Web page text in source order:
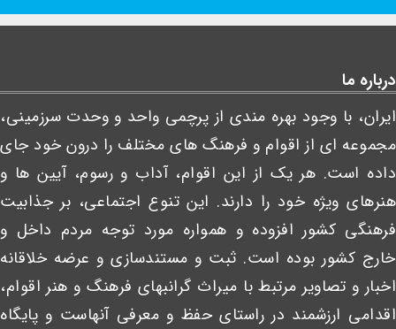
درباره ما
ایران، با وجود بهره مندی از پرچمی واحد و وحدت سرزمینی،
مجموعه ای از اقوام و فرهنگ های مختلف را درون خود جای
داده است. هر یک از این اقوام، آداب و رسوم، آیین ها و
هنرهای ویژه خود را دارند. این تنوع اجتماعی، بر جذابیت
فرهنگی کشور افزوده و همواره مورد توجه مردم داخل و
خارج کشور بوده است. ثبت و مستندسازی و عرضه خلاقانه
اخبار و تصاویر مرتبط با میراث گرانبهای فرهنگ و هنر اقوام،
اقدامی ارزشمند در راستای حفظ و معرفی آنهاست و پایگاه